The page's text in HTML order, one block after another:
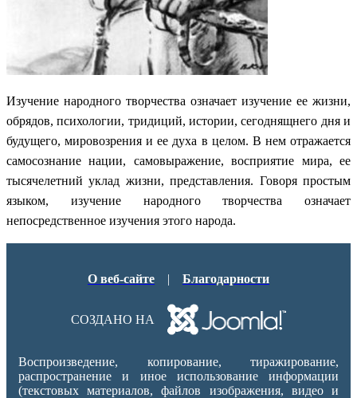
Изучение народного творчества означает изучение ее жизни,
обрядов, психологии, тридиций, истории, сегоднящнего дня и
будущего, мировозрения и ее духа в целом. В нем отражается
самосознание нации, самовыражение, восприятие мира, ее
тысячелетний уклад жизни, представления. Говоря простым
языком, изучение народного творчества означает
непосредственное изучения этого народа.
О веб-сайте | Благодарности
СОЗДАНО НА
Воспроизведение, копирование, тиражирование,
распространение и иное использование информации
(текстовых материалов, файлов изображения, видео и